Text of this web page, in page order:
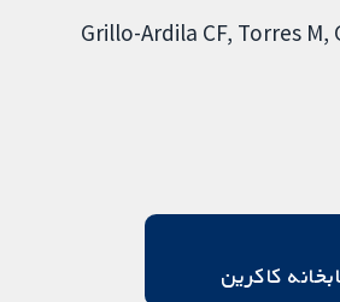
Grillo-Ardila CF Torres M
کاکرین